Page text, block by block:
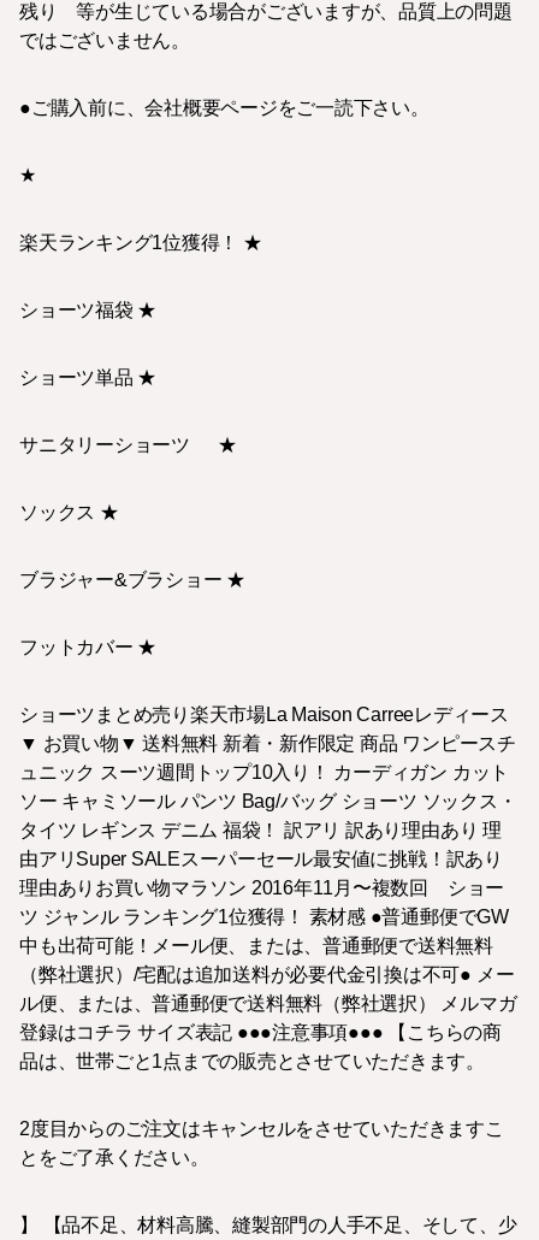
残り 等が生じている場合がございますが、品質上の問題
ではございません。
●ご購入前に、会社概要ページをご一読下さい。
★
楽天ランキング1位獲得！ ★
ショーツ福袋 ★
ショーツ単品 ★
サニタリーショーツ ★
ソックス ★
ブラジャー&ブラショー ★
フットカバー ★
ショーツまとめ売り楽天市場La Maison Carreeレディース
▼ お買い物▼ 送料無料 新着・新作限定 商品 ワンピースチ
ュニック スーツ週間トップ10入り！ カーディガン カット
ソー キャミソール パンツ Bag/バッグ ショーツ ソックス・
タイツ レギンス デニム 福袋！ 訳アリ 訳あり理由あり 理
由アリSuper SALEスーパーセール最安値に挑戦！訳あり
理由ありお買い物マラソン 2016年11月〜複数回 ショー
ツ ジャンル ランキング1位獲得！ 素材感 ●普通郵便でGW
中も出荷可能！メール便、または、普通郵便で送料無料
（弊社選択）/宅配は追加送料が必要代金引換は不可● メー
ル便、または、普通郵便で送料無料（弊社選択） メルマガ
登録はコチラ サイズ表記 ●●●注意事項●●● 【こちらの商
品は、世帯ごと1点までの販売とさせていただきます。
2度目からのご注文はキャンセルをさせていただきますこ
とをご了承ください。
】 【品不足、材料高騰、縫製部門の人手不足、そして、少